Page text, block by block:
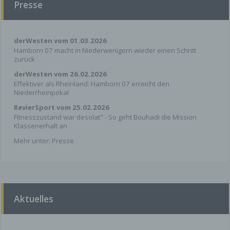
Presse
derWesten vom 01.03.2026
Hamborn 07 macht in Niederwenigern wieder einen Schritt
zurück
derWesten vom 26.02.2026
Effektiver als Rheinland: Hamborn 07 erreicht den
Niederrheinpokal
RevierSport vom 25.02.2026
Fitnesszustand war desolat" - So geht Bouhadi die Mission
Klassenerhalt an
Mehr unter: Presse
Aktuelles
Der Provider der Seiten erhebt und speichert
Browsertyp und Browserversion
Referrer URL
Hostname des zugreifenden Rechners
Diese Daten sind nicht bestimmten Personen
mit anderen
rechtswidrige Nutzung bekannt werden.